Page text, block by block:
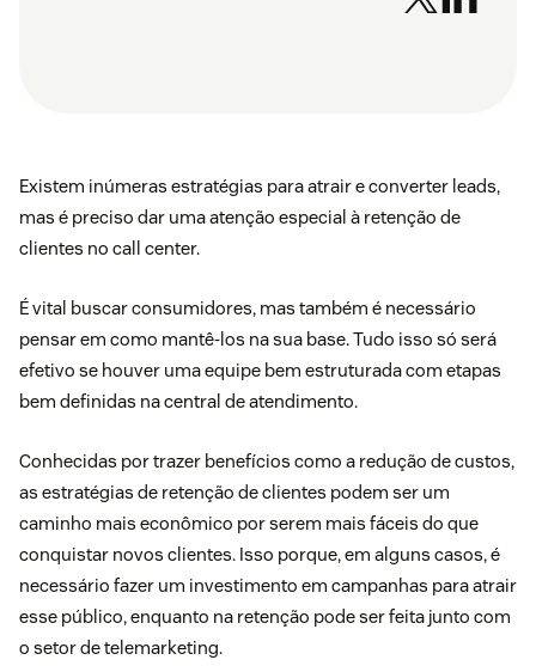
Existem inúmeras estratégias para atrair e converter leads,
mas é preciso dar uma atenção especial à retenção de
clientes no call center.
É vital buscar consumidores, mas também é necessário
pensar em como mantê-los na sua base. Tudo isso só será
efetivo se houver uma equipe bem estruturada com etapas
bem definidas na central de atendimento.
Conhecidas por trazer benefícios como a redução de custos,
as estratégias de retenção de clientes podem ser um
caminho mais econômico por serem mais fáceis do que
conquistar novos clientes. Isso porque, em alguns casos, é
necessário fazer um investimento em campanhas para atrair
esse público, enquanto na retenção pode ser feita junto com
o setor de telemarketing.